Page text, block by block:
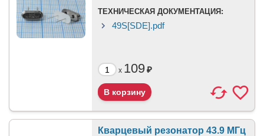
ТЕХНИЧЕСКАЯ ДОКУМЕНТАЦИЯ:
49S[SDE].pdf
x 109₽
Кварцевый резонатор 43.9 МГц